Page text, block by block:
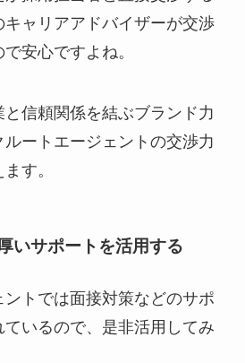
キャリアアドバイザーが交渉
安心ですよね。
信頼関係を結ぶブランド力
ートエージェントの交渉力
す。
いサポートを活用する
ントでは面接対策などのサポ
いるので、是非活用してみ